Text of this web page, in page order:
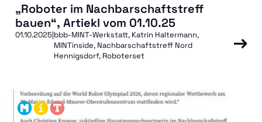
„Roboter im Nachbarschaftstreff
bauen“, Artiekl vom 01.10.25
01.10.2025|bbb-MINT-Werkstatt, Katrin Haltermann,
MINTinside, Nachbarschaftstreff Nord
Hennigsdorf, Roboterset